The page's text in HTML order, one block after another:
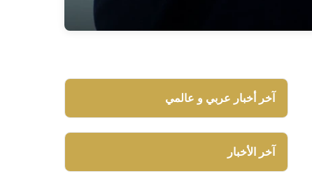
آخر أخبار عربي و عالمي
آخر الأخبار